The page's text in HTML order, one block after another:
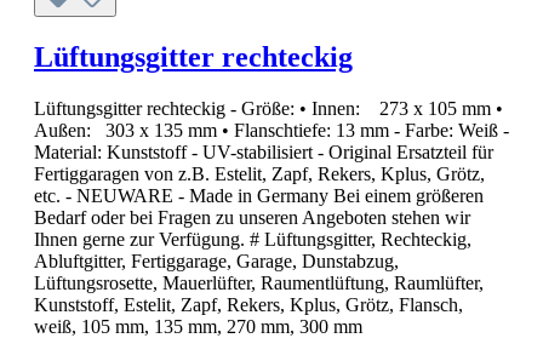
Lüftungsgitter rechteckig
Lüftungsgitter rechteckig - Größe: • Innen: 273 x 105 mm •
Außen: 303 x 135 mm • Flanschtiefe: 13 mm - Farbe: Weiß -
Material: Kunststoff - UV-stabilisiert - Original Ersatzteil für
Fertiggaragen von z.B. Estelit, Zapf, Rekers, Kplus, Grötz,
etc. - NEUWARE - Made in Germany Bei einem größeren
Bedarf oder bei Fragen zu unseren Angeboten stehen wir
Ihnen gerne zur Verfügung. # Lüftungsgitter, Rechteckig,
Abluftgitter, Fertiggarage, Garage, Dunstabzug,
Lüftungsrosette, Mauerlüfter, Raumentlüftung, Raumlüfter,
Kunststoff, Estelit, Zapf, Rekers, Kplus, Grötz, Flansch,
weiß, 105 mm, 135 mm, 270 mm, 300 mm